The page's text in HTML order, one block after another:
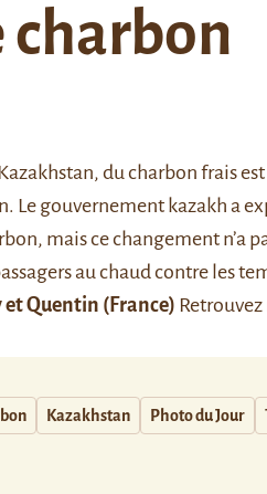
charbon
du charbon frais
Le gouvernement kazakh a
mais ce changement n’a
au chaud contre les
et Quentin (France)
Kazakhstan Photo du Jour